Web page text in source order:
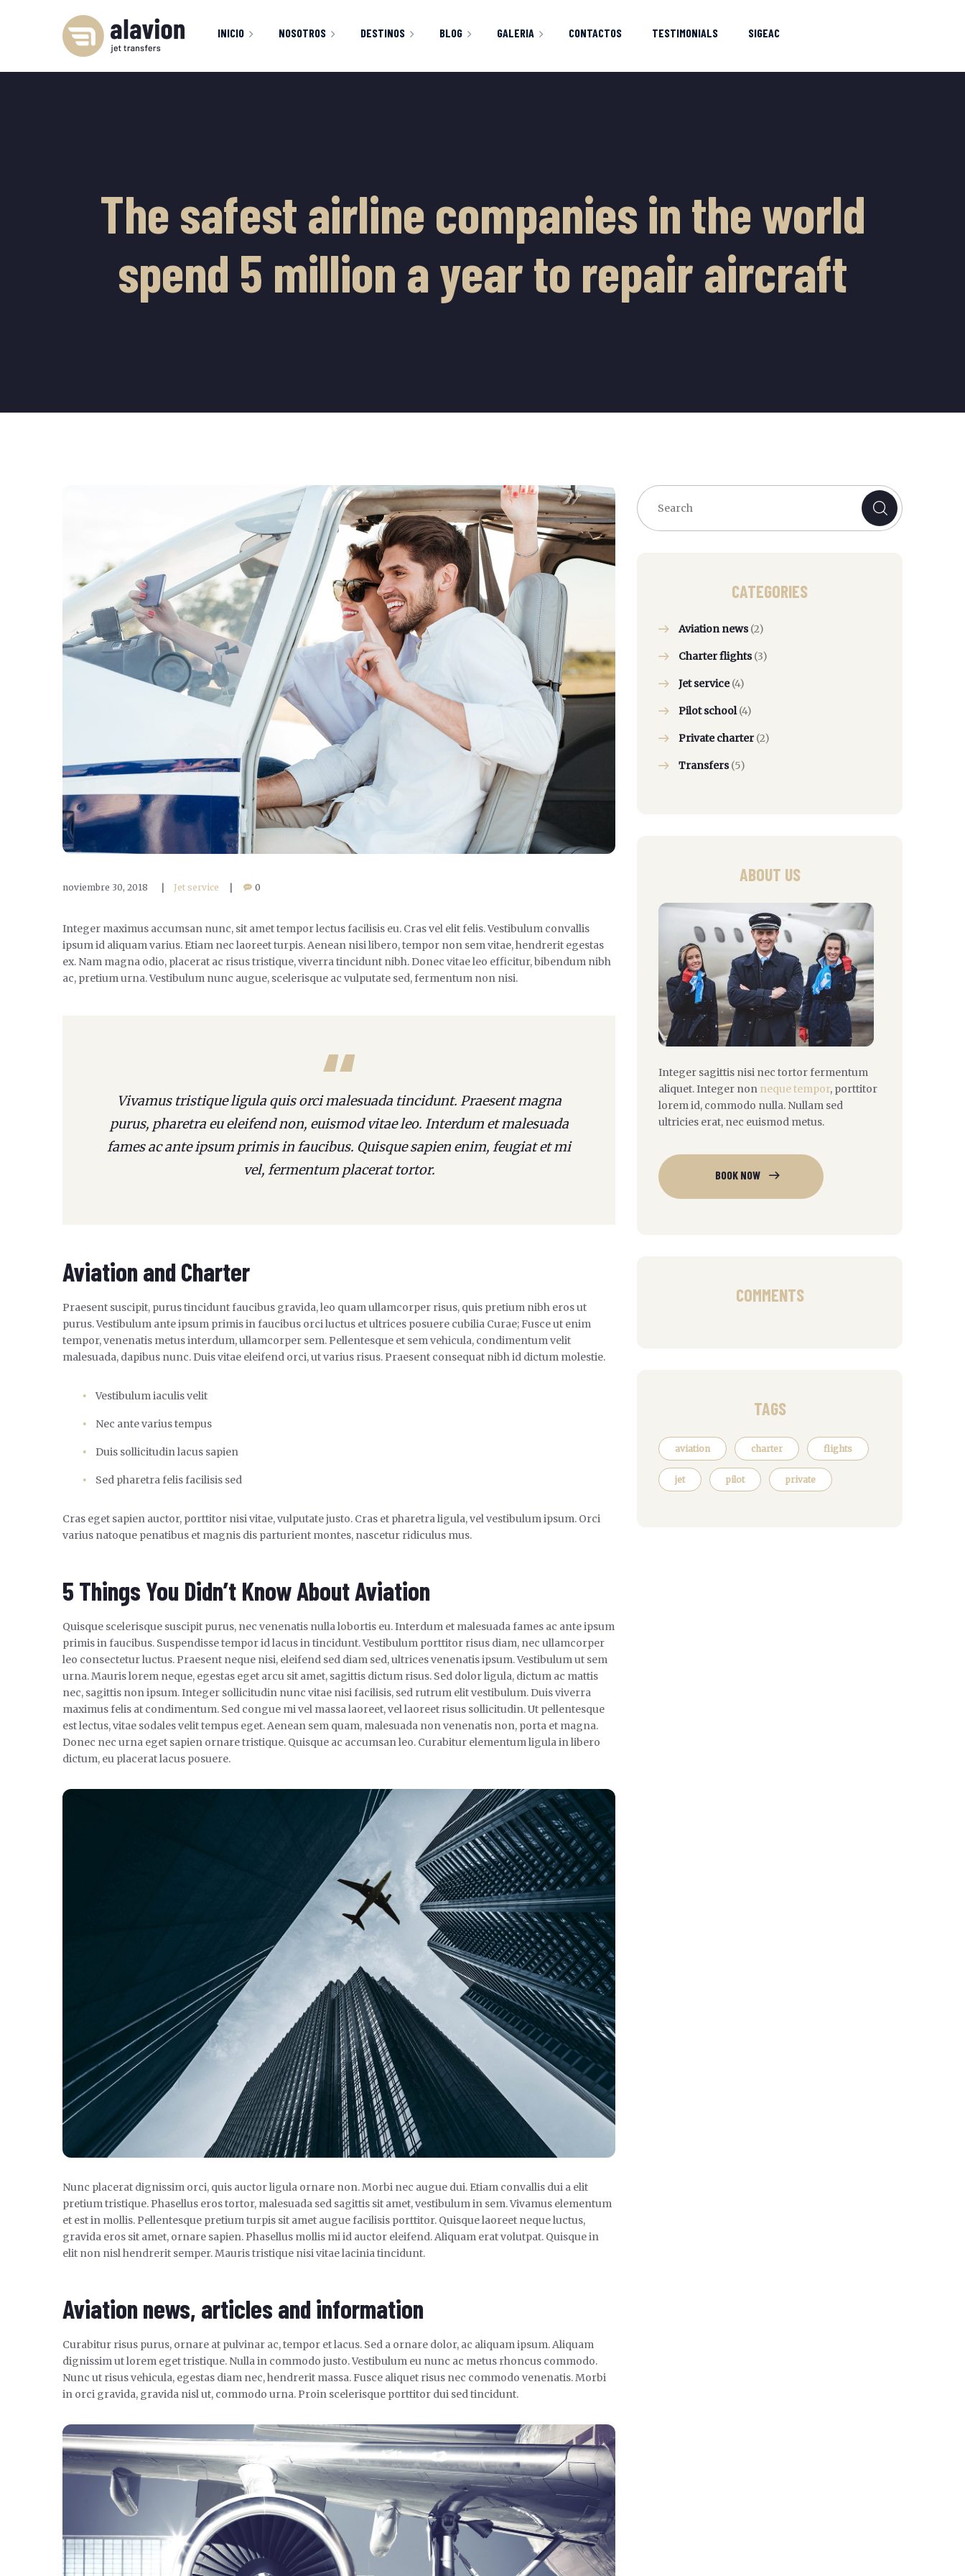
INICIO NOSOTROS DESTINOS BLOG GALERIA CONTACTOS TESTIMONIALS SIGEAC
The safest airline companies in the world
spend 5 million a year to repair aircraft
noviembre 30, 2018 Jet service 0
Integer maximus accumsan nunc, sit amet tempor lectus facilisis eu. Cras vel elit felis. Vestibulum convallis
ipsum id aliquam varius. Etiam nec laoreet turpis. Aenean nisi libero, tempor non sem vitae, hendrerit egestas
ex. Nam magna odio, placerat ac risus tristique, viverra tincidunt nibh. Donec vitae leo efficitur, bibendum nibh
ac, pretium urna. Vestibulum nunc augue, scelerisque ac vulputate sed, fermentum non nisi.
Vivamus tristique ligula quis orci malesuada tincidunt. Praesent magna
purus, pharetra eu eleifend non, euismod vitae leo. Interdum et malesuada
fames ac ante ipsum primis in faucibus. Quisque sapien enim, feugiat et mi
vel, fermentum placerat tortor.
Aviation and Charter
Praesent suscipit, purus tincidunt faucibus gravida, leo quam ullamcorper risus, quis pretium nibh eros ut
purus. Vestibulum ante ipsum primis in faucibus orci luctus et ultrices posuere cubilia Curae; Fusce ut enim
tempor, venenatis metus interdum, ullamcorper sem. Pellentesque et sem vehicula, condimentum velit
malesuada, dapibus nunc. Duis vitae eleifend orci, ut varius risus. Praesent consequat nibh id dictum molestie.
Vestibulum iaculis velit
Nec ante varius tempus
Duis sollicitudin lacus sapien
Sed pharetra felis facilisis sed
Cras eget sapien auctor, porttitor nisi vitae, vulputate justo. Cras et pharetra ligula, vel vestibulum ipsum. Orci
varius natoque penatibus et magnis dis parturient montes, nascetur ridiculus mus.
5 Things You Didn’t Know About Aviation
Quisque scelerisque suscipit purus, nec venenatis nulla lobortis eu. Interdum et malesuada fames ac ante ipsum
primis in faucibus. Suspendisse tempor id lacus in tincidunt. Vestibulum porttitor risus diam, nec ullamcorper
leo consectetur luctus. Praesent neque nisi, eleifend sed diam sed, ultrices venenatis ipsum. Vestibulum ut sem
urna. Mauris lorem neque, egestas eget arcu sit amet, sagittis dictum risus. Sed dolor ligula, dictum ac mattis
nec, sagittis non ipsum. Integer sollicitudin nunc vitae nisi facilisis, sed rutrum elit vestibulum. Duis viverra
maximus felis at condimentum. Sed congue mi vel massa laoreet, vel laoreet risus sollicitudin. Ut pellentesque
est lectus, vitae sodales velit tempus eget. Aenean sem quam, malesuada non venenatis non, porta et magna.
Donec nec urna eget sapien ornare tristique. Quisque ac accumsan leo. Curabitur elementum ligula in libero
dictum, eu placerat lacus posuere.
Nunc placerat dignissim orci, quis auctor ligula ornare non. Morbi nec augue dui. Etiam convallis dui a elit
pretium tristique. Phasellus eros tortor, malesuada sed sagittis sit amet, vestibulum in sem. Vivamus elementum
et est in mollis. Pellentesque pretium turpis sit amet augue facilisis porttitor. Quisque laoreet neque luctus,
gravida eros sit amet, ornare sapien. Phasellus mollis mi id auctor eleifend. Aliquam erat volutpat. Quisque in
elit non nisl hendrerit semper. Mauris tristique nisi vitae lacinia tincidunt.
Aviation news, articles and information
Curabitur risus purus, ornare at pulvinar ac, tempor et lacus. Sed a ornare dolor, ac aliquam ipsum. Aliquam
dignissim ut lorem eget tristique. Nulla in commodo justo. Vestibulum eu nunc ac metus rhoncus commodo.
Nunc ut risus vehicula, egestas diam nec, hendrerit massa. Fusce aliquet risus nec commodo venenatis. Morbi
in orci gravida, gravida nisl ut, commodo urna. Proin scelerisque porttitor dui sed tincidunt.
CATEGORIES
Aviation news(2)
Charter flights(3)
Jet service(4)
Pilot school(4)
Private charter (2)
Transfers(5)
ABOUT US
Integer sagittis nisi nec tortor fermentum
aliquet. Integer non neque tempor, porttitor
lorem id, commodo nulla. Nullam sed
ultricies erat, nec euismod metus.
BOOK NOW
COMMENTS
TAGS
aviation charter flights
jet pilot private